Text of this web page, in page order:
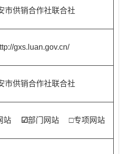
市供销合作社联合社
gxs.luan.gov.cn/
市供销合作社联合社
站 ☑部门网站 □专项网站